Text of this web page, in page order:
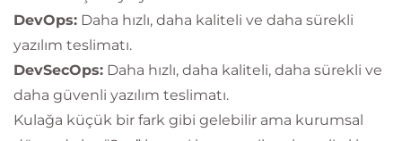
DevOps: Daha hızlı, daha kaliteli ve daha sürekli
yazılım teslimatı.
DevSecOps: Daha hızlı, daha kaliteli, daha sürekli ve
daha güvenli yazılım teslimatı.
Kulağa küçük bir fark gibi gelebilir ama kurumsal